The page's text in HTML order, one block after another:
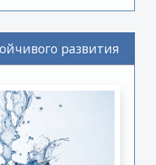
развития